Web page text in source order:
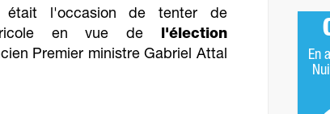
était l'occasion de tenter de
en vue de l'élection
Premier ministre Gabriel Attal
En